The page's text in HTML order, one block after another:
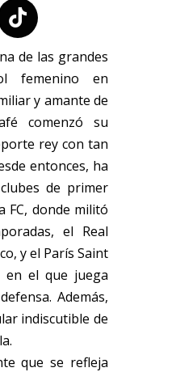
de las grandes
femenino en
y amante de
comenzó su
rey con tan
entonces, ha
de primer
FC, donde militó
el Real
y el París Saint
en el que juega
Además,
indiscutible de
que se refleja